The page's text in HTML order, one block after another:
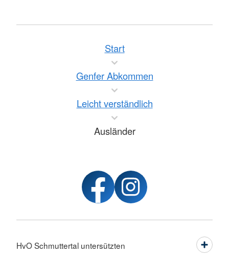
Start
Genfer Abkommen
Leicht verständlich
Ausländer
HvO Schmuttertal untersützten